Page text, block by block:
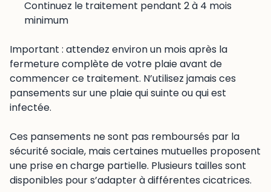
Continuez le traitement pendant 2 à 4 mois
minimum
Important : attendez environ un mois après la
fermeture complète de votre plaie avant de
commencer ce traitement. N’utilisez jamais ces
pansements sur une plaie qui suinte ou qui est
infectée.
Ces pansements ne sont pas remboursés par la
sécurité sociale, mais certaines mutuelles proposent
une prise en charge partielle. Plusieurs tailles sont
disponibles pour s’adapter à différentes cicatrices.